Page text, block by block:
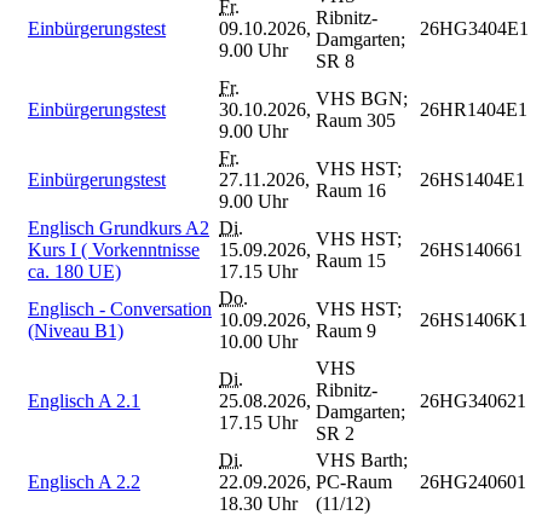
Einbürgerungstest
Fr.
09.10.2026,
9.00 Uhr
Ribnitz-
Damgarten;
SR 8
26HG3404E1
Einbürgerungstest
Fr.
30.10.2026,
9.00 Uhr
VHS BGN;
Raum 305
26HR1404E1
Einbürgerungstest
Fr.
27.11.2026,
9.00 Uhr
VHS HST;
Raum 16
26HS1404E1
Englisch Grundkurs A2
Kurs I ( Vorkenntnisse
ca. 180 UE)
Di.
15.09.2026,
17.15 Uhr
VHS HST;
Raum 15
26HS140661
Englisch - Conversation
(Niveau B1)
Do.
10.09.2026,
10.00 Uhr
VHS HST;
Raum 9
26HS1406K1
Englisch A 2.1
Di.
25.08.2026,
17.15 Uhr
VHS
Ribnitz-
Damgarten;
SR 2
26HG340621
Englisch A 2.2
Di.
22.09.2026,
18.30 Uhr
VHS Barth;
PC-Raum
(11/12)
26HG240601